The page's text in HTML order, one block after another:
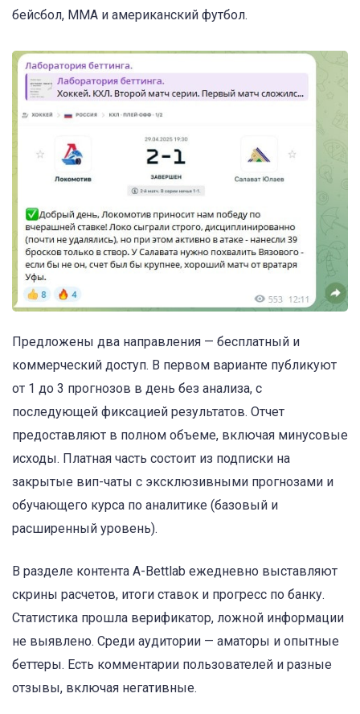
бейсбол, ММА и американский футбол.
Предложены два направления — бесплатный и
коммерческий доступ. В первом варианте публикуют
от 1 до 3 прогнозов в день без анализа, с
последующей фиксацией результатов. Отчет
предоставляют в полном объеме, включая минусовые
исходы. Платная часть состоит из подписки на
закрытые вип-чаты с эксклюзивными прогнозами и
обучающего курса по аналитике (базовый и
расширенный уровень).
В разделе контента A-Bettlab ежедневно выставляют
скрины расчетов, итоги ставок и прогресс по банку.
Статистика прошла верификатор, ложной информации
не выявлено. Среди аудитории — аматоры и опытные
беттеры. Есть комментарии пользователей и разные
отзывы, включая негативные.